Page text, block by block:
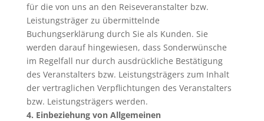
für die von uns an den Reiseveranstalter bzw.
Leistungsträger zu übermittelnde
Buchungserklärung durch Sie als Kunden. Sie
werden darauf hingewiesen, dass Sonderwünsche
im Regelfall nur durch ausdrückliche Bestätigung
des Veranstalters bzw. Leistungsträgers zum Inhalt
der vertraglichen Verpflichtungen des Veranstalters
bzw. Leistungsträgers werden.
4. Einbeziehung von Allgemeinen